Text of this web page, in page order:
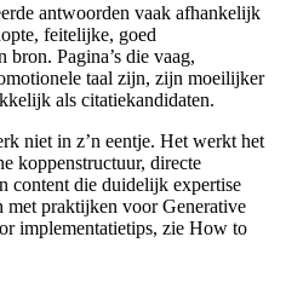
antwoorden vaak afhankelijk
feitelijke, goed
bron. Pagina’s die vaag,
taal zijn, zijn moeilijker
als citatiekandidaten.
niet in z’n eentje. Het werkt het
koppenstructuur, directe
content die duidelijk expertise
met praktijken voor Generative
implementatietips, zie How to